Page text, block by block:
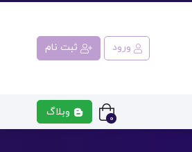
ورود ثبت نام
0 وبلاگ